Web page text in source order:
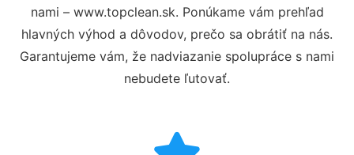
nami – www.topclean.sk. Ponúkame vám prehľad
hlavných výhod a dôvodov, prečo sa obrátiť na nás.
Garantujeme vám, že nadviazanie spolupráce s nami
nebudete ľutovať.